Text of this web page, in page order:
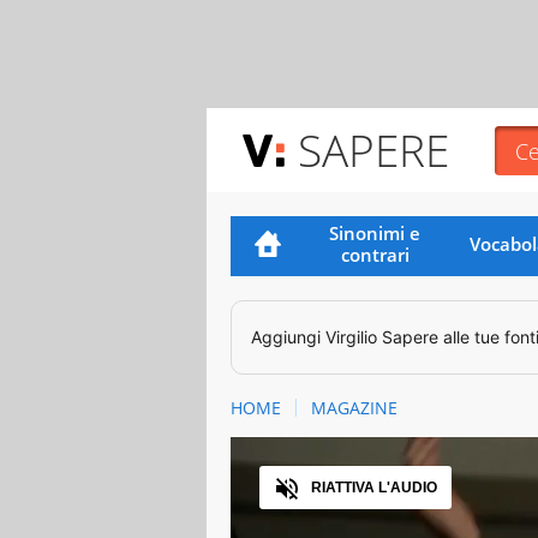
SAPERE
Sinonimi e
contrari
Aggiungi Virgilio Sapere alle tue
HOME MAGAZINE
Audio
RIATTIVA L'AUDIO